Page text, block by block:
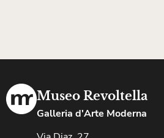
Museo Revoltella
Galleria d'Arte Moderna